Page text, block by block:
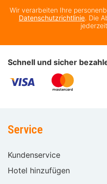
Wir verarbeiten Ihre
Datenschutzrichtlinie. Die
Schnell und sicher
Service
Kundenservice
Hotel hinzufügen